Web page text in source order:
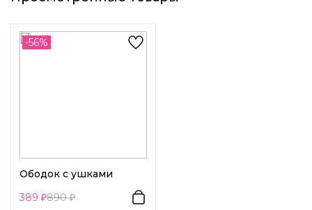
-56%
Ободок с ушками
389
890